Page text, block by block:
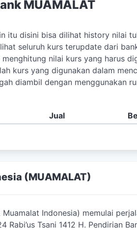
MUAMALAT
itu disini bisa dilihat history nilai
seluruh kurs terupdate dari
nilai kurs yang harus
kurs yang digunakan dalam
diambil dengan menggunakan
Jual
(MUAMALAT)
Indonesia) memulai
Rabi’us Tsani 1412 H. Pendirian